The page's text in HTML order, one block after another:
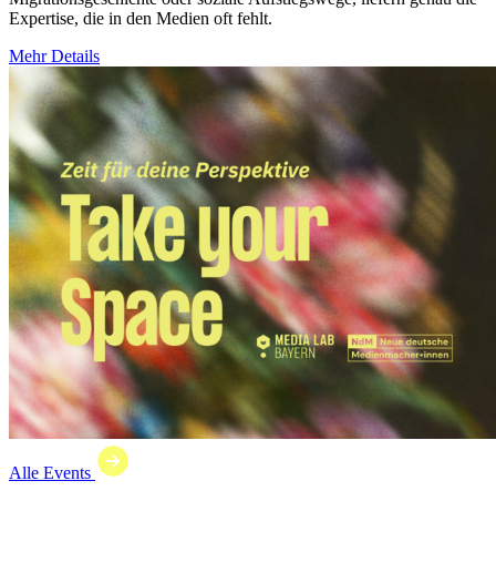
Expertise, die in den Medien oft fehlt.
Mehr Details
Alle Events